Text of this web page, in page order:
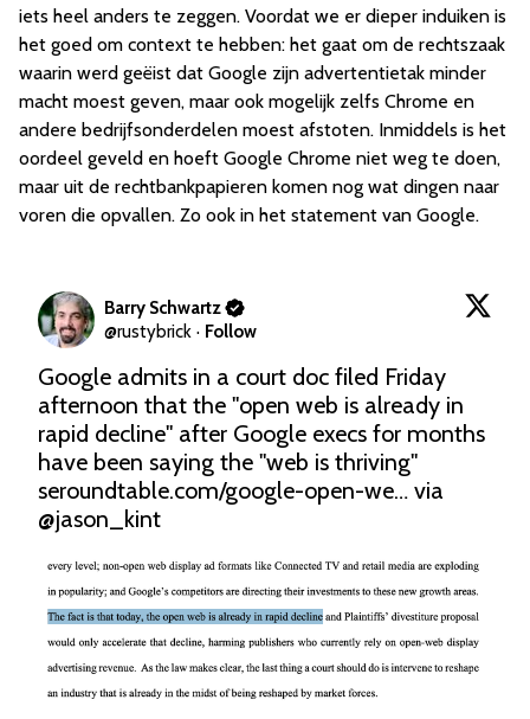
iets heel anders te zeggen. Voordat we er dieper induiken is
het goed om context te hebben: het gaat om de rechtszaak
waarin werd geëist dat Google zijn advertentietak minder
macht moest geven, maar ook mogelijk zelfs Chrome en
andere bedrijfsonderdelen moest afstoten. Inmiddels is het
oordeel geveld en hoeft Google Chrome niet weg te doen,
maar uit de rechtbankpapieren komen nog wat dingen naar
voren die opvallen. Zo ook in het statement van Google.
Barry Schwartz
@rustybrick · Follow
Google admits in a court doc filed Friday
afternoon that the "open web is already in
rapid decline" after Google execs for months
seroundtable.com/google-open-we…
@jason_kint